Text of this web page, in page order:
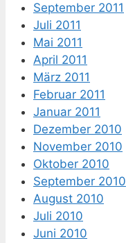
September 2011
Juli 2011
Mai 2011
April 2011
März 2011
Februar 2011
Januar 2011
Dezember 2010
November 2010
Oktober 2010
September 2010
August 2010
Juli 2010
Juni 2010